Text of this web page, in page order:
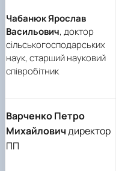
Чабанюк Ярослав
Васильович, доктор
сільськогосподарських
наук, старший науковий
співробітник
Варченко Петро
Михайловичдиректор
ПП